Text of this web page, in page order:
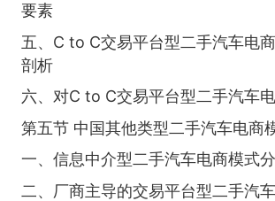
要素
五、C to C交易平台型二手汽车电
剖析
六、对C to C交易平台型二手汽车
第五节 中国其他类型二手汽车电商
一、信息中介型二手汽车电商模式
二、厂商主导的交易平台型二手汽